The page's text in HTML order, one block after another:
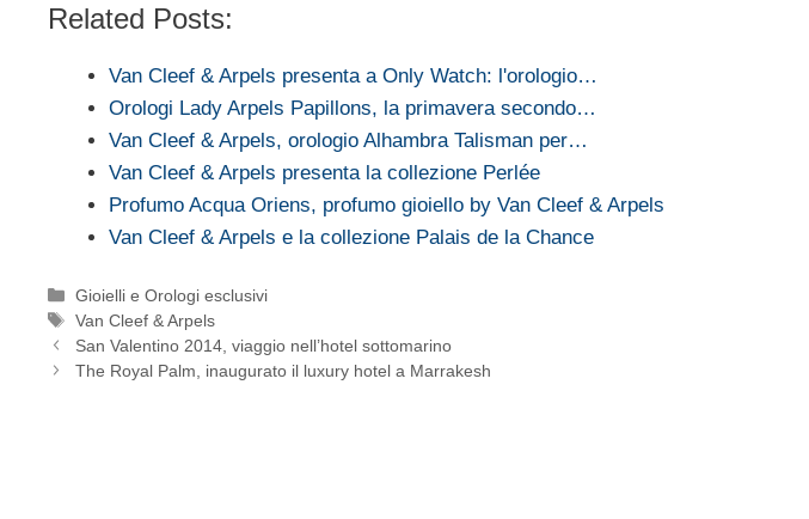
Related Posts:
Van Cleef & Arpels presenta a Only Watch: l'orologio…
Orologi Lady Arpels Papillons, la primavera secondo…
Van Cleef & Arpels, orologio Alhambra Talisman per…
Van Cleef & Arpels presenta la collezione Perlée
Profumo Acqua Oriens, profumo gioiello by Van Cleef & Arpels
Van Cleef & Arpels e la collezione Palais de la Chance
Categorie
Gioielli e Orologi esclusivi
Tag
Van Cleef & Arpels
San Valentino 2014, viaggio nell’hotel sottomarino
The Royal Palm, inaugurato il luxury hotel a Marrakesh